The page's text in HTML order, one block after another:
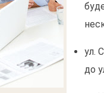
ул.
до